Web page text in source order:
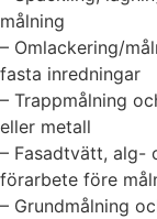
målning
– Omlackering/
fasta inredningar
– Trappmålning
eller metall
– Fasadtvätt, alg-
förarbete före
– Grundmålning